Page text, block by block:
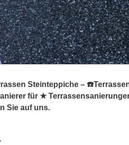
Steinteppiche –
für ★
Sie auf uns.